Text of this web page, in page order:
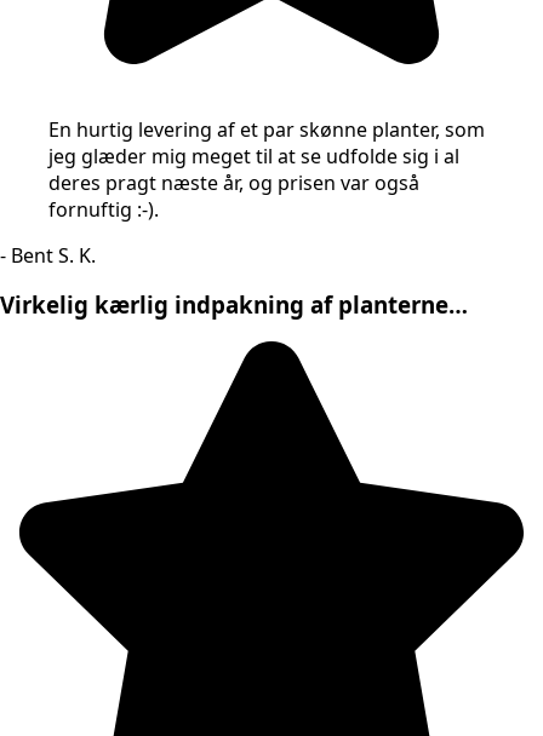
En hurtig levering af et par skønne planter, som
jeg glæder mig meget til at se udfolde sig i al
deres pragt næste år, og prisen var også
fornuftig :-).
- Bent S. K.
Virkelig kærlig indpakning af planterne…